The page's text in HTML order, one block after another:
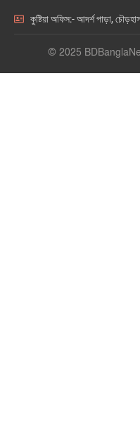
কুষ্টিয়া অফিস:- আদর্শ পাড়া,
© 2025